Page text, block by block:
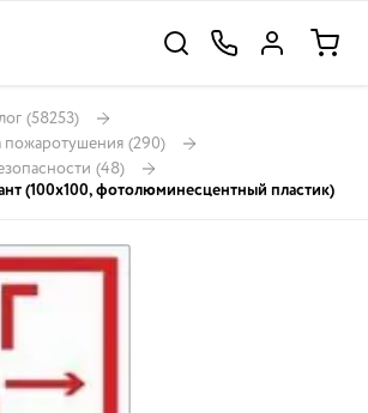
(58253)
пожаротушения (290)
(48)
(100х100, фотолюминесцентный пластик)